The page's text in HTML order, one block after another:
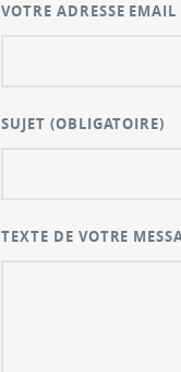
VOTRE ADRESSE EMAIL
SUJET (OBLIGATOIRE)
TEXTE DE VOTRE